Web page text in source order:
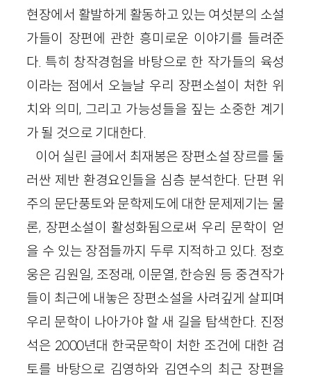
현장에서 활발하게 활동하고 있는 여섯분의 소설
가들이 장편에 관한 흥미로운 이야기를 들려준
다. 특히 창작경험을 바탕으로 한 작가들의 육성
이라는 점에서 오늘날 우리 장편소설이 처한 위
치와 의미, 그리고 가능성들을 짚는 소중한 계기
가 될 것으로 기대한다.
이어 실린 글에서 최재봉은 장편소설 장르를 둘
러싼 제반 환경요인들을 심층 분석한다. 단편 위
주의 문단풍토와 문학제도에 대한 문제제기는 물
론, 장편소설이 활성화됨으로써 우리 문학이 얻
을 수 있는 장점들까지 두루 지적하고 있다. 정호
웅은 김원일, 조정래, 이문열, 한승원 등 중견작가
들이 최근에 내놓은 장편소설을 사려깊게 살피며
우리 문학이 나아가야 할 새 길을 탐색한다. 진정
석은 2000년대 한국문학이 처한 조건에 대한 검
토를 바탕으로 김영하와 김연수의 최근 장편을